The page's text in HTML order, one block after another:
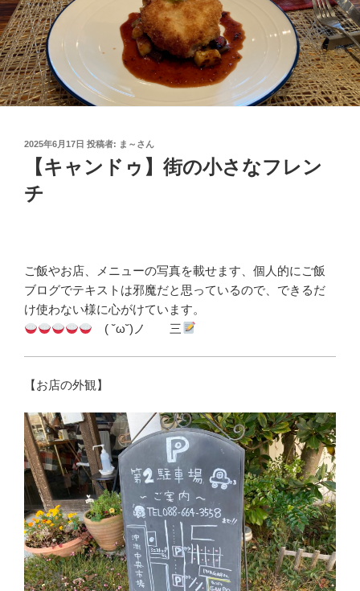
投
2025年6月17日 投稿者: ま～さん
【キャンドゥ】街の小さなフレン
チ
ご飯やお店、メニューの写真を載せます、個人的にご飯
ブログでテキストは邪魔だと思っているので、できるだ
け使わない様に心がけています。
( ˘ω˘)ノ 三
【お店の外観】